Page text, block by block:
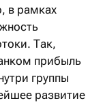
в рамках
Так,
прибыль
группы
развитие